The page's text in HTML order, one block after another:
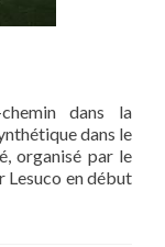
dans la
dans le
organisé par le
Lesuco en début